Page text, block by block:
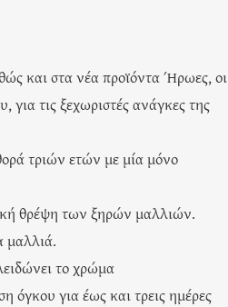
και στα νέα προϊόντα Ήρωες, οι
τις ξεχωριστές ανάγκες της
τριών ετών με μία μόνο
θρέψη των ξηρών μαλλιών.
μαλλιά.
το χρώμα
για έως και τρεις ημέρες